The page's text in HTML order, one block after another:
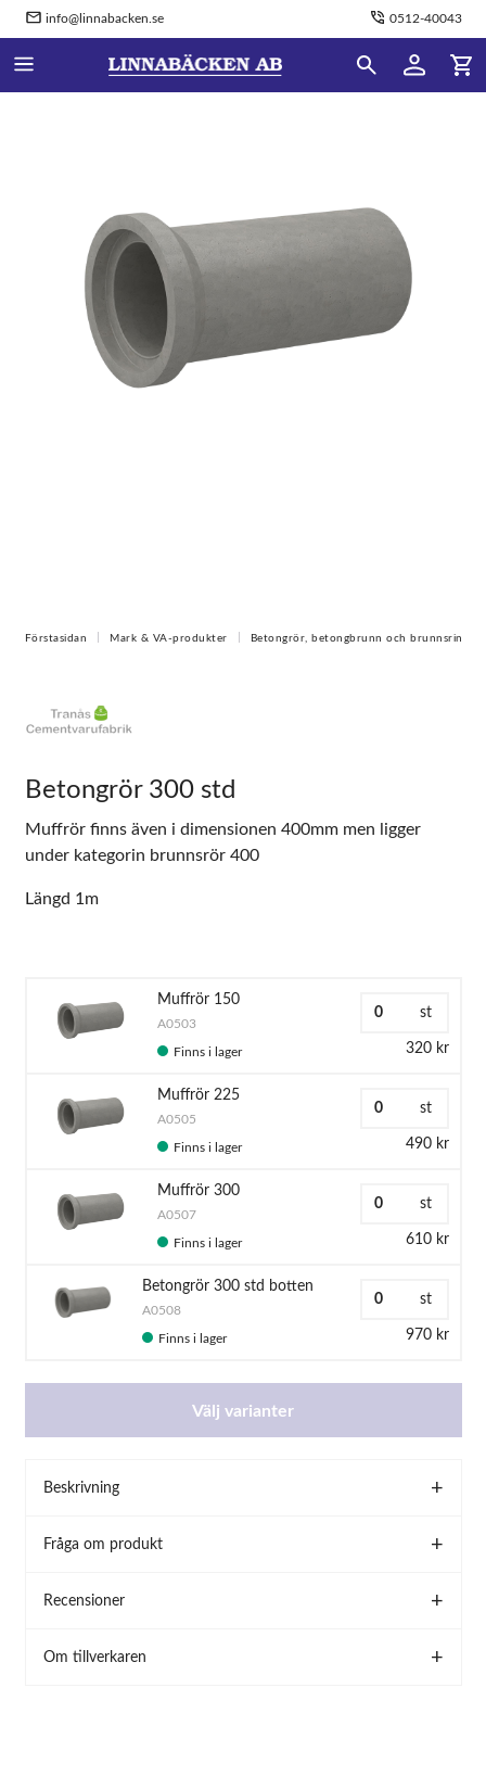
info@linnabacken.se 0512-40043
Förstasidan Mark & VA-produkter Betongrör, betongbrunn och brunnsring
Betongrör 300 std
Muffrör finns även i dimensionen 400mm men ligger
under kategorin brunnsrör 400
Längd 1m
Muffrör 150
A0503
Finns i lager 320 kr
st
Muffrör 225
A0505
Finns i lager 490 kr
st
Muffrör 300
A0507
Finns i lager 610 kr
st
Betongrör 300 std botten
A0508
Finns i lager 970 kr
st
Välj varianter
Beskrivning
Fråga om produkt
Recensioner
Om tillverkaren